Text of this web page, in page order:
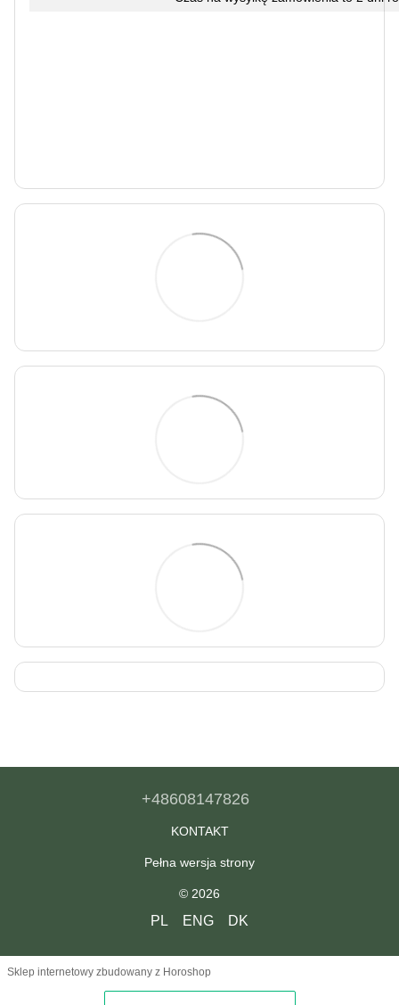
+48608147826
KONTAKT
Pełna wersja strony
© 2026
PL ENG DK
Sklep internetowy zbudowany z Horoshop